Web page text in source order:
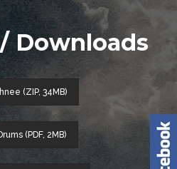
Downloads
(ZIP, 34MB)
(PDF, 2MB)